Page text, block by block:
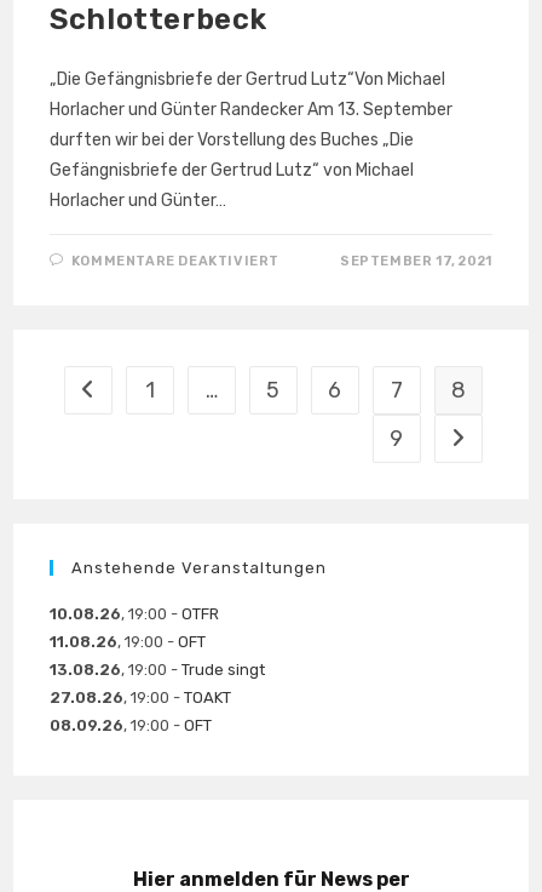
Schlotterbeck
„Die Gefängnisbriefe der Gertrud Lutz“Von Michael
Horlacher und Günter Randecker Am 13. September
durften wir bei der Vorstellung des Buches „Die
Gefängnisbriefe der Gertrud Lutz“ von Michael
Horlacher und Günter…
KOMMENTARE DEAKTIVIERT
WIDERSTANDSGRUPPE
SCHLOTTERBECK
SEPTEMBER 17, 2021
Zur vorherigen Seite
1 … 5 6 7
8
9
Zur
Anstehende Veranstaltungen
10.08.26, 19:00 -OTFR
11.08.26, 19:00 -OFT
13.08.26, 19:00 -Trude singt
27.08.26, 19:00 -TOAKT
08.09.26, 19:00 -OFT
Hier anmelden für News per